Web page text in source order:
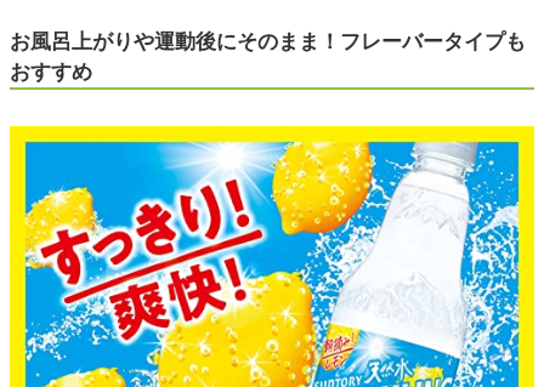
お風呂上がりや運動後にそのまま！フレーバータイプも
おすすめ